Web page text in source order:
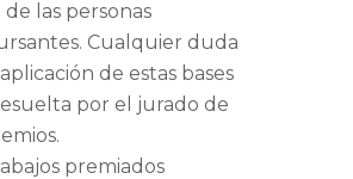
las personas
Cualquier duda
de estas bases
por el jurado de
premiados